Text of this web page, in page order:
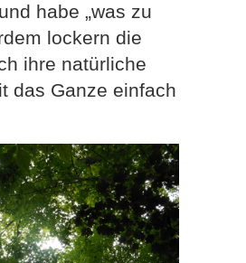
habe „was zu
lockern die
ihre natürliche
das Ganze einfach